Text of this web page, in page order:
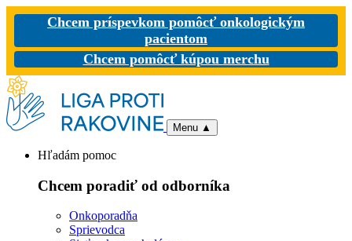
Chcem príspevkom pomôcť onkologickým
pacientom
Chcem pomôcť kúpou merchu
Menu ▲
Hľadám pomoc
Chcem poradiť od odborníka
Onkoporadňa
Sprievodca